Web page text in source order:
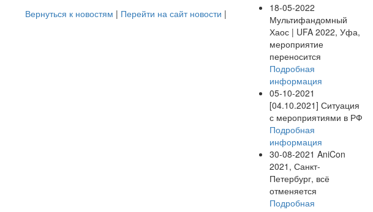
Вернуться к новостям | Перейти на сайт новости |
18-05-2022
Мультифандомный
Хаос | UFA 2022, Уфа,
мероприятие
переносится
Подробная
информация
05-10-2021
[04.10.2021] Ситуация
с мероприятиями в РФ
Подробная
информация
30-08-2021 AniCon
2021, Санкт-
Петербург, всё
отменяется
Подробная